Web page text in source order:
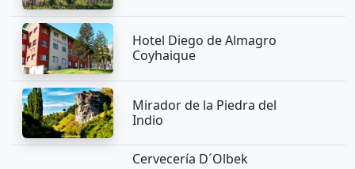
Hotel Diego de Almagro
Coyhaique
Mirador de la Piedra del
Indio
Cervecería D´Olbek